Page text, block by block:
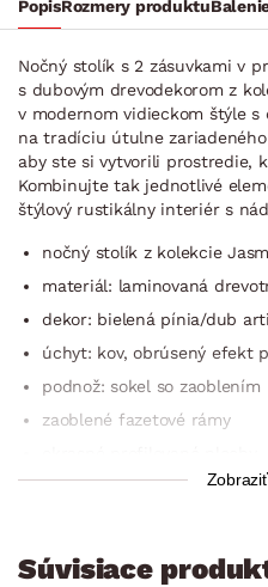
PopisRozmery produktu
Nočný stolík s 2 zásuvkami v
s dubovým drevodekorom z
v modernom vidieckom štýle
na tradíciu útulne
aby ste si vytvorili prostredie,
Kombinujte tak jednotlivé
štýlový rustikálny interiér s
nočný stolík z kolekcie
materiál: laminovaná
dekor: bielená pínia/dub
úchyt: kov, obrúsený efekt
podnož: sokel so zaoblením
zaoblené fazetové rámy
rustikálny štýl v modernom
dodávané v demonte
Súvisiace